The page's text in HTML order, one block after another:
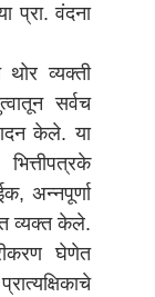
प्रा. वंदना
थोर व्यक्ती
सर्वच
केले. या
अन्नपूर्णा
व्यक्त केले.
घेणेत